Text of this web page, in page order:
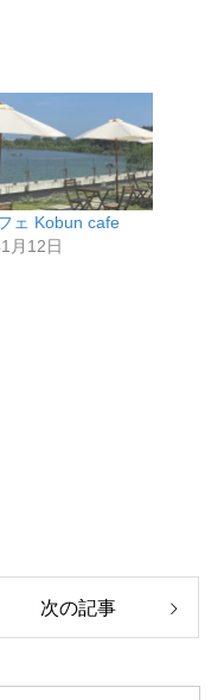
ェ Kobun cafe
月12日
次の記事